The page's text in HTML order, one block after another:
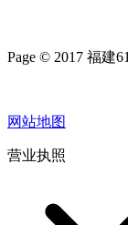
Page © 2017 福建
网站地图
营业执照